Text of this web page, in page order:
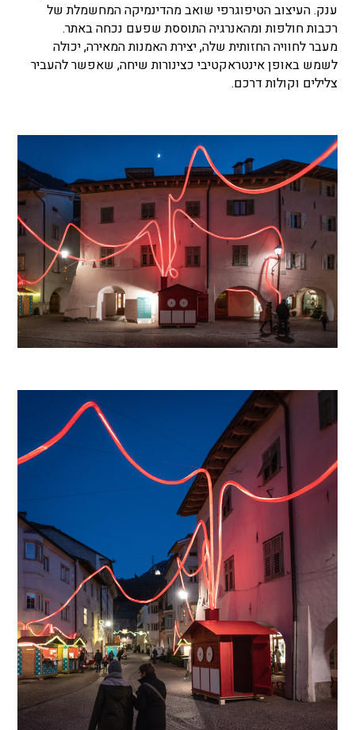
ענק. העיצוב הטיפוגרפי שואב מהדינמיקה המחשמלת של
רכבות חולפות ומהאנרגיה התוססת שפעם נכחה באתר.
מעבר לחוויה החזותית שלה, יצירת האמנות המאירה, יכולה
לשמש באופן אינטראקטיבי כצינורות שיחה, שאפשר להעביר
צלילים וקולות דרכם.